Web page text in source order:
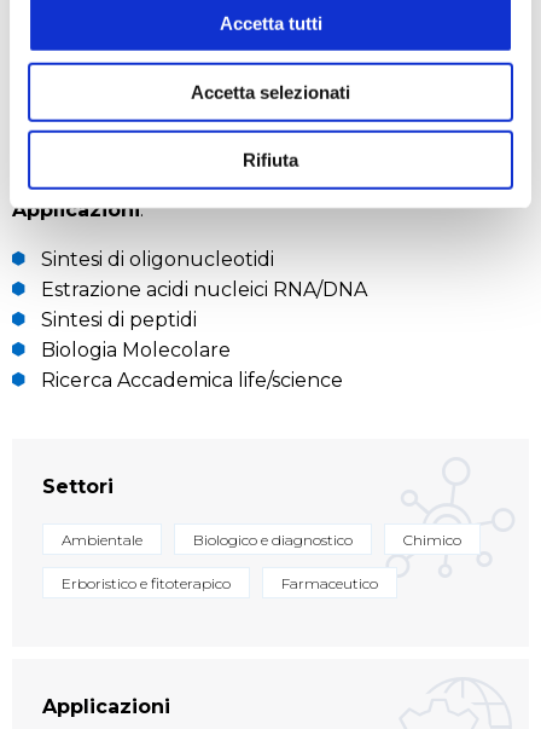
Accetta tutti
Accetta selezionati
Rifiuta
Silenzioso ed ecologico
Design compatto: consente di risparmiare spazio
prezioso sul banco di lavoro grazie alla pompa
Applicazioni:
Sintesi di oligonucleotidi
Estrazione acidi nucleici RNA/DNA
Sintesi di peptidi
Biologia Molecolare
Ricerca Accademica life/science
Settori
Ambientale Biologico e diagnostico Chimico
Erboristico e fitoterapico Farmaceutico
Applicazioni